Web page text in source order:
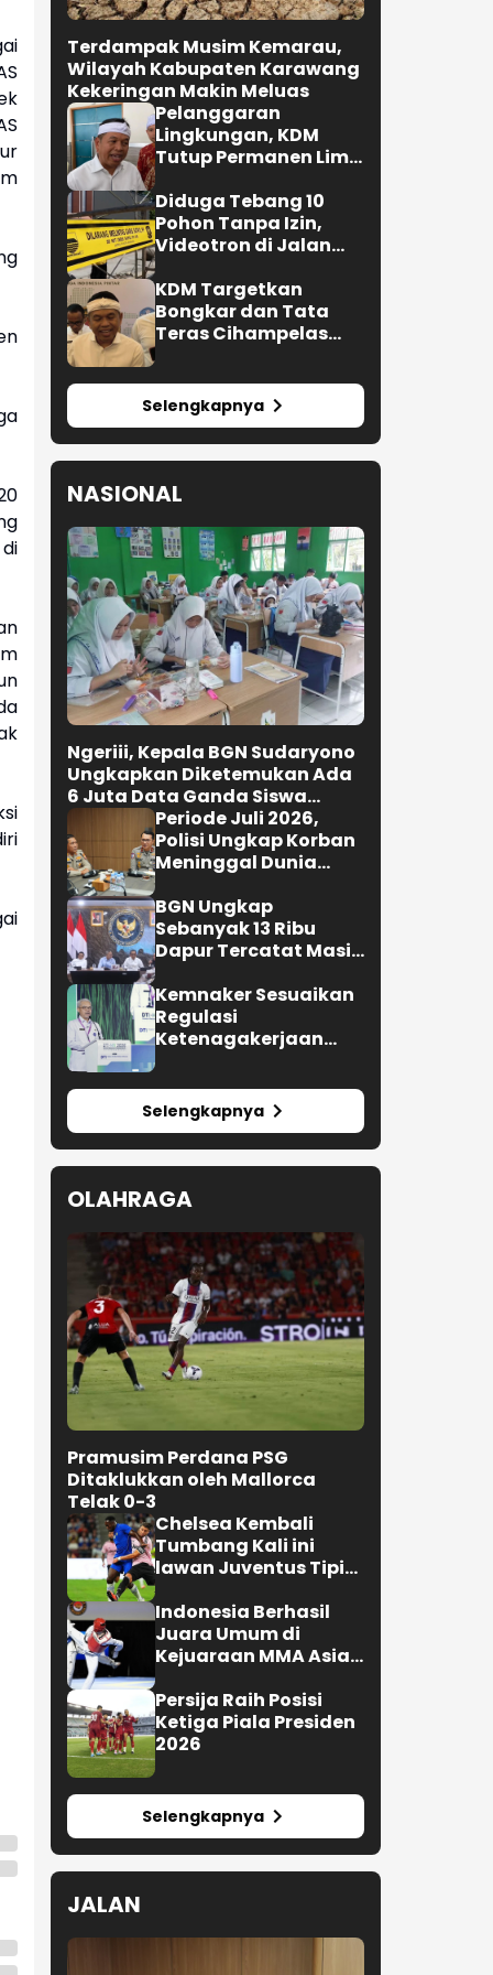
Terdampak Musim Kemarau,
Wilayah Kabupaten Karawang
Kekeringan Makin Meluas
Pelanggaran
Lingkungan, KDM
Tutup Permanen Lima
di Cipatat
Diduga Tebang 10
Pohon Tanpa Izin,
Videotron di Jalan
Bandung Disegel
KDM Targetkan
Bongkar dan Tata
Teras Cihampelas
Selengkapnya
NASIONAL
Ngeriii, Kepala BGN Sudaryono
Ungkapkan Diketemukan Ada
6 Juta Data Ganda Siswa
Penerima MBGPeriode Juli 2026,
Polisi Ungkap Korban
Meninggal Dunia
Semester 1 Turun
22,92 Persen
BGN Ungkap
Sebanyak 13 Ribu
Dapur Tercatat Masih
Berbagai Tahapan
Verifikasi dan Belum
Seluruhnya Siap
Kemnaker Sesuaikan
Regulasi
Ketenagakerjaan
Dunia Kerja
Selengkapnya
OLAHRAGA
Pramusim Perdana PSG
Ditaklukkan oleh Mallorca
Telak 0-3
Chelsea Kembali
Tumbang Kali ini
lawan Juventus Tipis
Indonesia Berhasil
Juara Umum di
Kejuaraan MMA Asian
Persija Raih Posisi
Ketiga Piala Presiden
2026
Selengkapnya
JALAN